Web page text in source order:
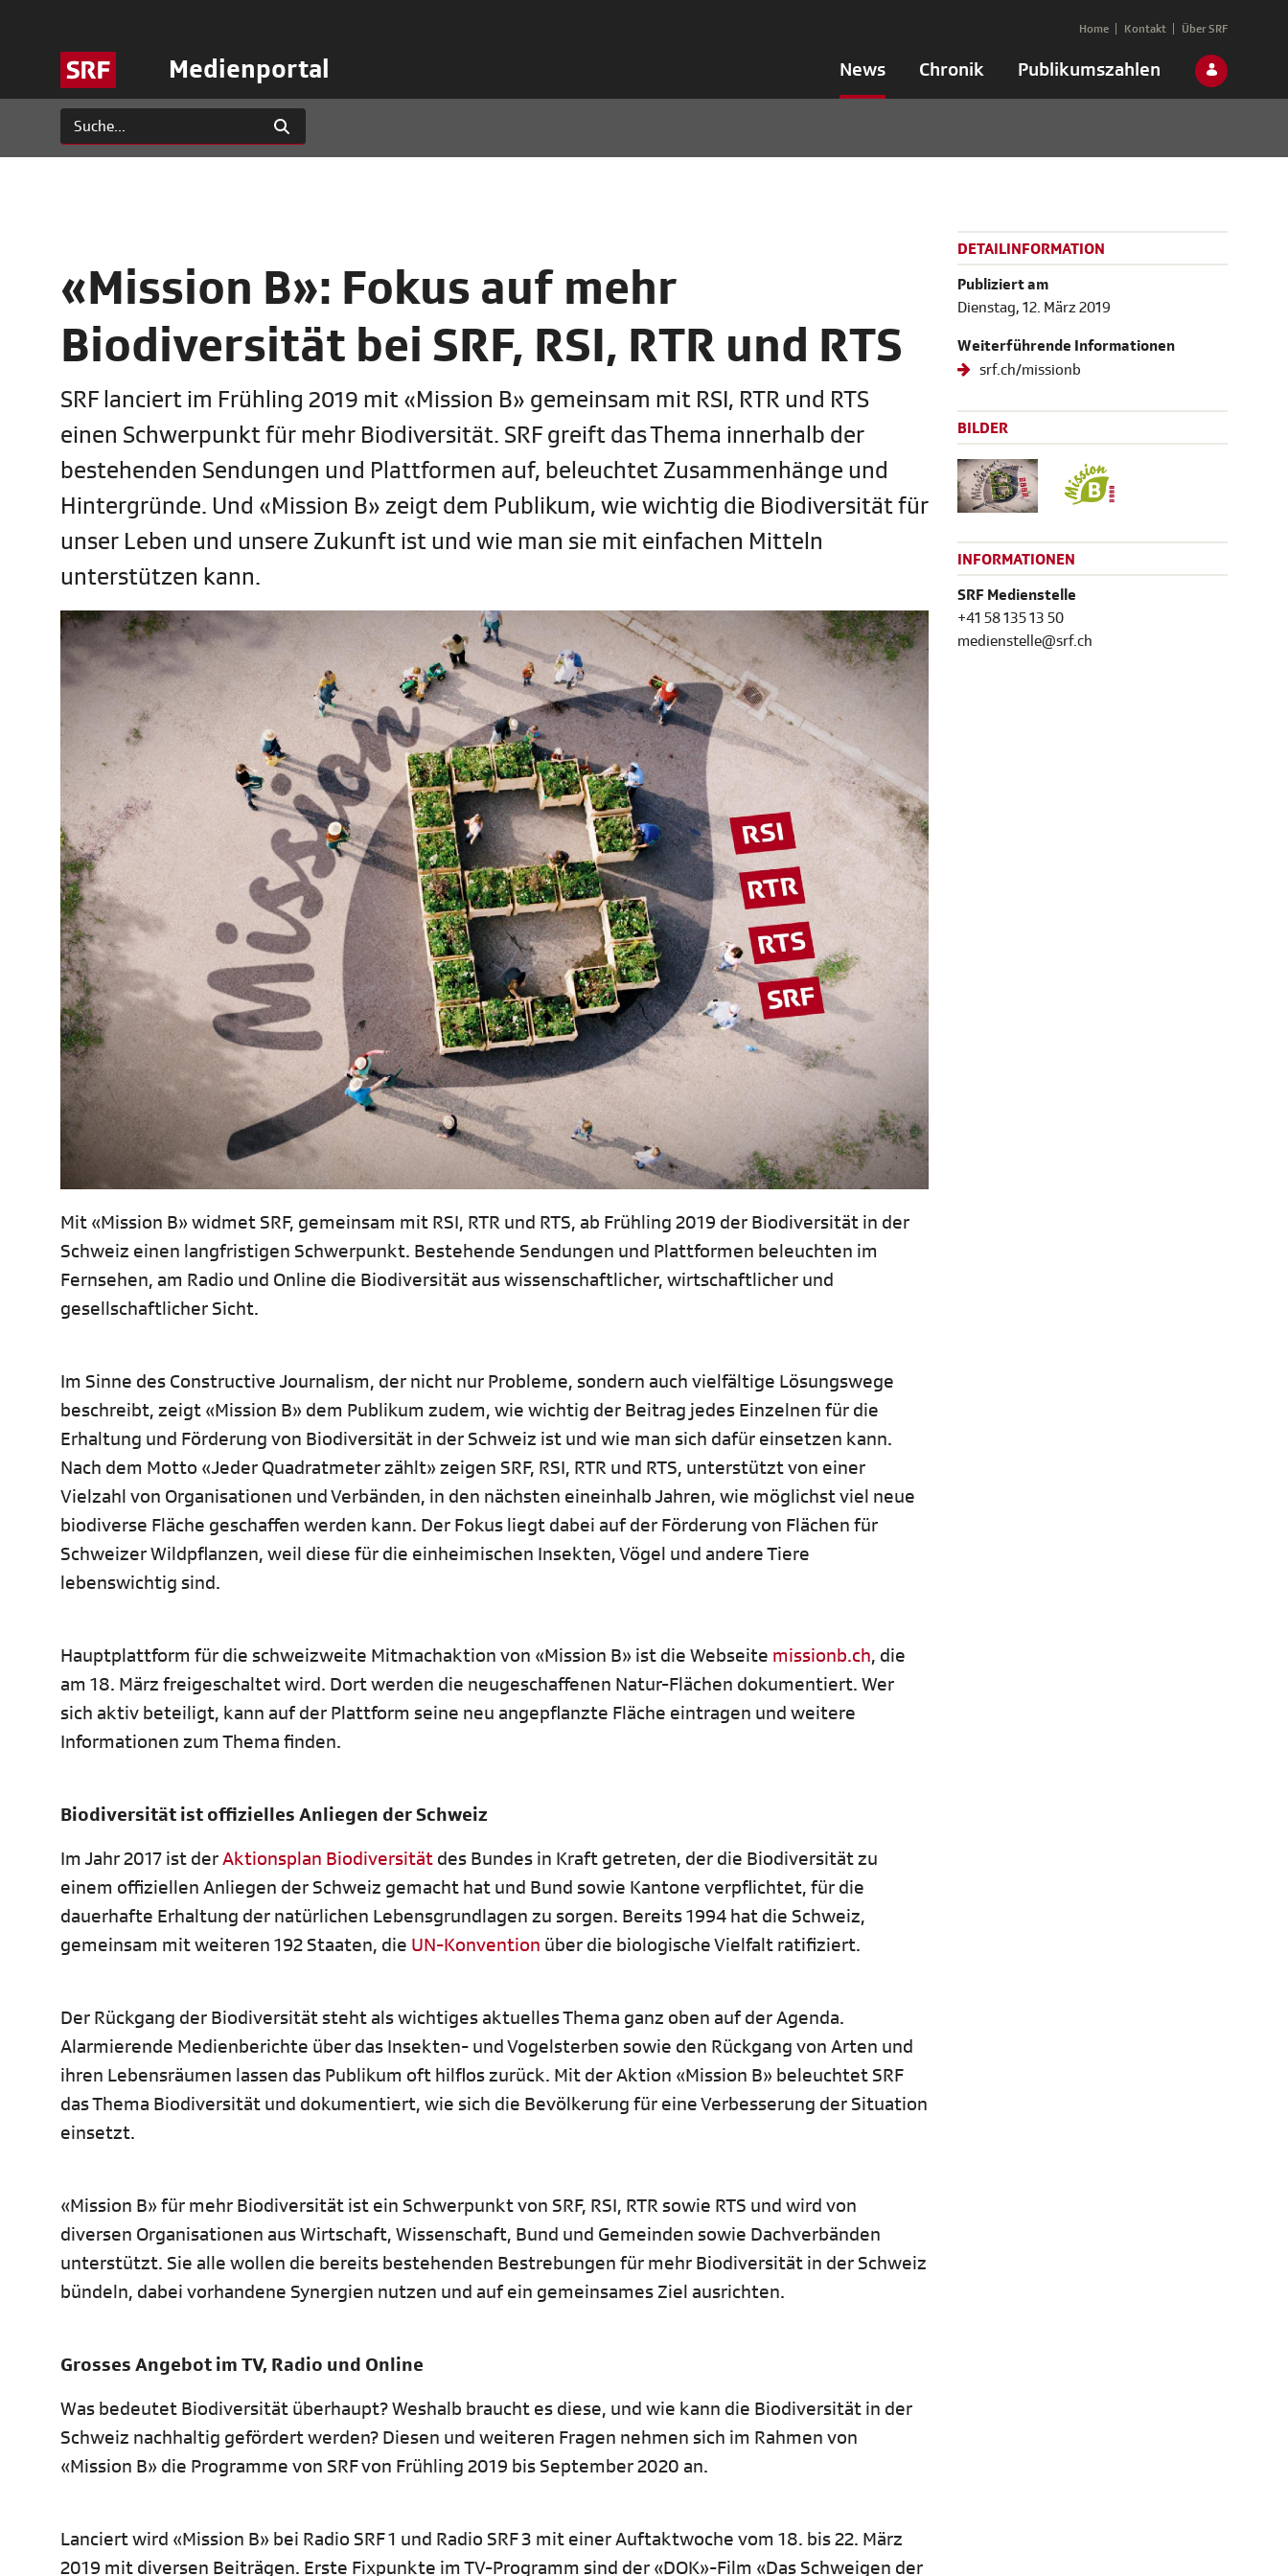
Medienportal News Chronik Publikumszahlen
Home Kontakt Über SRF
«Mission B»: Fokus auf mehr
Biodiversität bei SRF, RSI, RTR und RTS
SRF lanciert im Frühling 2019 mit «Mission B» gemeinsam mit RSI, RTR und RTS
einen Schwerpunkt für mehr Biodiversität. SRF greift das Thema innerhalb der
bestehenden Sendungen und Plattformen auf, beleuchtet Zusammenhänge und
Hintergründe. Und «Mission B» zeigt dem Publikum, wie wichtig die Biodiversität für
unser Leben und unsere Zukunft ist und wie man sie mit einfachen Mitteln
unterstützen kann.
Mit «Mission B» widmet SRF, gemeinsam mit RSI, RTR und RTS, ab Frühling 2019 der Biodiversität in der
Schweiz einen langfristigen Schwerpunkt. Bestehende Sendungen und Plattformen beleuchten im
Fernsehen, am Radio und Online die Biodiversität aus wissenschaftlicher, wirtschaftlicher und
gesellschaftlicher Sicht.
Im Sinne des Constructive Journalism, der nicht nur Probleme, sondern auch vielfältige Lösungswege
beschreibt, zeigt «Mission B» dem Publikum zudem, wie wichtig der Beitrag jedes Einzelnen für die
Erhaltung und Förderung von Biodiversität in der Schweiz ist und wie man sich dafür einsetzen kann.
Nach dem Motto «Jeder Quadratmeter zählt» zeigen SRF, RSI, RTR und RTS, unterstützt von einer
Vielzahl von Organisationen und Verbänden, in den nächsten eineinhalb Jahren, wie möglichst viel neue
biodiverse Fläche geschaffen werden kann. Der Fokus liegt dabei auf der Förderung von Flächen für
Schweizer Wildpflanzen, weil diese für die einheimischen Insekten, Vögel und andere Tiere
lebenswichtig sind.
Hauptplattform für die schweizweite Mitmachaktion von «Mission B» ist die Webseite missionb.ch, die
am 18. März freigeschaltet wird. Dort werden die neugeschaffenen Natur-Flächen dokumentiert. Wer
sich aktiv beteiligt, kann auf der Plattform seine neu angepflanzte Fläche eintragen und weitere
Informationen zum Thema finden.
Biodiversität ist offizielles Anliegen der Schweiz
Im Jahr 2017 ist derAktionsplan Biodiversität des Bundes in Kraft getreten, der die Biodiversität zu
einem offiziellen Anliegen der Schweiz gemacht hat und Bund sowie Kantone verpflichtet, für die
dauerhafte Erhaltung der natürlichen Lebensgrundlagen zu sorgen. Bereits 1994 hat die Schweiz,
gemeinsam mit weiteren 192 Staaten, die UN-Konvention über die biologische Vielfalt ratifiziert.
Der Rückgang der Biodiversität steht als wichtiges aktuelles Thema ganz oben auf der Agenda.
Alarmierende Medienberichte über das Insekten- und Vogelsterben sowie den Rückgang von Arten und
ihren Lebensräumen lassen das Publikum oft hilflos zurück. Mit der Aktion «Mission B» beleuchtet SRF
das Thema Biodiversität und dokumentiert, wie sich die Bevölkerung für eine Verbesserung der Situation
einsetzt.
«Mission B» für mehr Biodiversität ist ein Schwerpunkt von SRF, RSI, RTR sowie RTS und wird von
diversen Organisationen aus Wirtschaft, Wissenschaft, Bund und Gemeinden sowie Dachverbänden
unterstützt. Sie alle wollen die bereits bestehenden Bestrebungen für mehr Biodiversität in der Schweiz
bündeln, dabei vorhandene Synergien nutzen und auf ein gemeinsames Ziel ausrichten.
Grosses Angebot im TV, Radio und Online
Was bedeutet Biodiversität überhaupt? Weshalb braucht es diese, und wie kann die Biodiversität in der
Schweiz nachhaltig gefördert werden? Diesen und weiteren Fragen nehmen sich im Rahmen von
«Mission B» die Programme von SRF von Frühling 2019 bis September 2020 an.
Lanciert wird «Mission B» bei Radio SRF 1 und Radio SRF 3 mit einer Auftaktwoche vom 18. bis 22. März
2019 mit diversen Beiträgen. Erste Fixpunkte im TV-Programm sind der «DOK»-Film «Das Schweigen der
DETAILINFORMATION
Publiziert am
Dienstag, 12. März 2019
Weiterführende Informationen
srf.ch/missionb
BILDER
INFORMATIONEN
SRF Medienstelle
+41 58 135 13 50
medienstelle@srf.ch